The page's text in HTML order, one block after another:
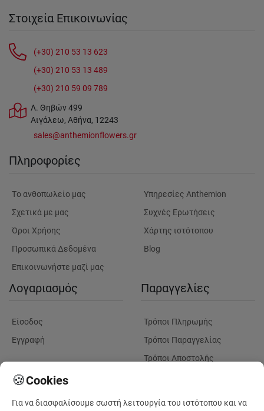
Στοιχεία Επικοινωνίας
(+30) 210 53 13 623
(+30) 210 53 13 489
(+30) 210 59 09 789
Λ. Θηβών 499
Αιγάλεω, Αθήνα, 12243
sales@anthemionflowers.gr
Πληροφορίες
Tο ανθοπωλείο μας
Σχετικά με μας
Όροι Χρήσης
Προσωπικά Δεδομένα
Επικοινωνήστε μαζί μας
Υπηρεσίες Anthemion
Συχνές Ερωτήσεις
Χάρτης ιστότοπου
Blog
Λογαριασμός
Είσοδος
Εγγραφή
Λουλούδια
Πληροφορίες Λουλουδιών
Παραγγελίες
Τρόποι Πληρωμής
Τρόποι Παραγγελίας
Τρόποι Αποστολής
Πληροφορίες Παραδόσεων
🍪Cookies
Για να διασφαλίσουμε σωστή λειτουργία του ιστότοπου και να